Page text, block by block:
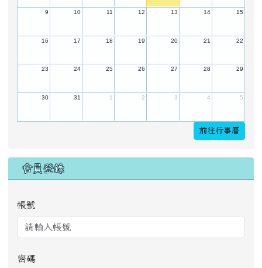
9 10 11 12 13 14 15
16 17 18 19 20 21 22
23 24 25 26 27 28 29
30 31 1 2 3 4 5
前往行事曆
會員登錄
帳號
密碼